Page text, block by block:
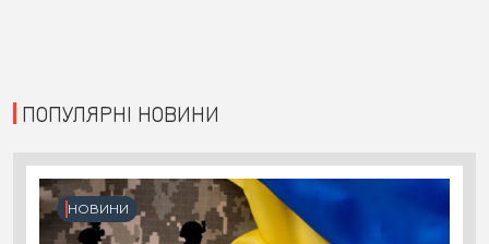
ПОПУЛЯРНІ НОВИНИ
НОВИНИ